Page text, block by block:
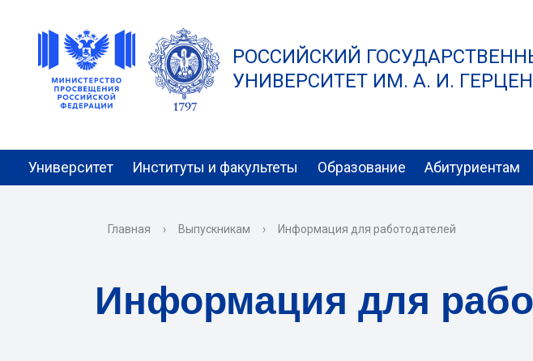
РОССИЙСКИЙ
УНИВЕРСИТЕТ ИМ. А. И.
Университет Институты и факультеты Образование Абитуриентам
Главная › Выпускникам › Информация для работодателей
Информация для